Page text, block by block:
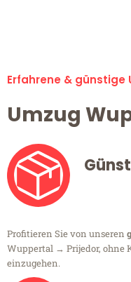
Erfahrene &
Umzug
Profitieren Sie von unseren
Wuppertal → Prijedor, ohne
einzugehen.